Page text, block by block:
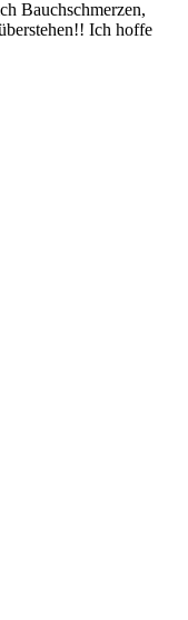
Bauchschmerzen,
Ich hoffe